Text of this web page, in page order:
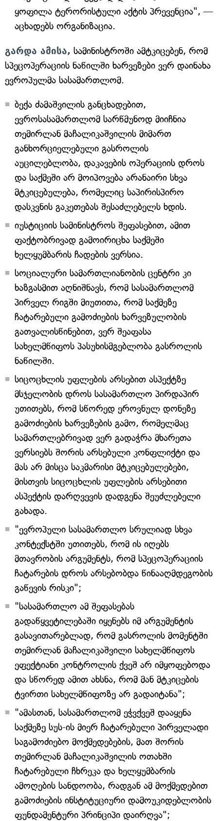
ყოფილა ტერორისტული აქტის პრევენცია", —
აცხადებს ორგანიზაცია.
გარდა ამისა, სამინისტროში ამტკიცებენ, რომ
სპეცოპერაციის ნაწილში ხარვეზები ვერ დაინახა
ევროპულმა სასამართლომ.
ბექა ძამაშვილის განცხადებით,
ევროსასამართლომ სარწმუნოდ მიიჩნია
თემირლან მაჩალიკაშვილის მიმართ
განხორციელებული გასროლის
აუცილებლობა, დაკავების ოპერაციის დროს
და საქმეში არ მოიპოვება არანაირი სხვა
მტკიცებულება, რომელიც საპირისპირო
დასკვნის გაკეთებას შესაძლებელს ხდის.
იუსტიციის სამინისტროს შეფასებით, ამით
ფაქტობრივად გამოირიცხა საქმეში
ხელყუმბარის ჩადების ვერსია.
სოციალური სამართლიანობის ცენტრი კი
ხაზგასმით აღნიშნავს, რომ სასამართლომ
პირველ რიგში მიუთითა, რომ საქმეზე
ჩატარებული გამოძიების ხარვეზულობის
გათვალისწინებით, ვერ შეაფასა
სახელმწიფოს პასუხისმგებლობა გასროლის
ნაწილში.
სიცოცხლის უფლების არსებით ასპექტზე
მსჯელობის დროს სასამართლო პირდაპირ
უთითებს, რომ სწორედ ეროვნულ დონეზე
გამოძიების ხარვეზების გამო, რომელმაც
სამართლებრივად ვერ გადაჭრა მხარეთა
ვერსიებს შორის არსებული კონფლიქტი და
მას არ მისცა საკმარისი მტკიცებულებები,
მისთვის სიცოცხლის უფლების არსებითი
ასპექტის დარღვევის დადგენა შეუძლებელი
გახადა.
"ევროპული სასამართლო სრულიად სხვა
კონტექსტში უთითებს, რომ ის იღებს
მთავრობის არგუმენტს, რომ სპეცოპერაციის
ჩატარების დროს არსებობდა წინააღმდეგობის
გაწევის რისკი";
"სასამართლო ამ შეფასებას
გადაწყვეტილებაში იყენებს იმ არგუმენტის
გასავითარებლად, რომ გასროლის მომენტში
თემირლან მაჩალიკაშვილი სახელმწიფოს
ეფექტიანი კონტროლის ქვეშ არ იმყოფებოდა
და სწორედ ამით ახსნა, რომ მან მტკიცების
ტვირთი სახელმწიფოზე არ გადაიტანა";
"ამასთან, სასამართლომ ეჭვქვეშ დააყენა
საქმეზე სუს-ის მიერ ჩატარებული პირველადი
საგამოძიებო მოქმედებების, მათ შორის
თემირლან მაჩალიკაშვილის ოთახში
ჩატარებული ჩხრეკა და ხელყუმბარის
ამოღების სანდოობა, რადგან ამ მოქმედებით
გამოძიების ინსტიტუციური დამოუკიდებლობის
ფუნდამენტური პრინციპი დაირღვა";